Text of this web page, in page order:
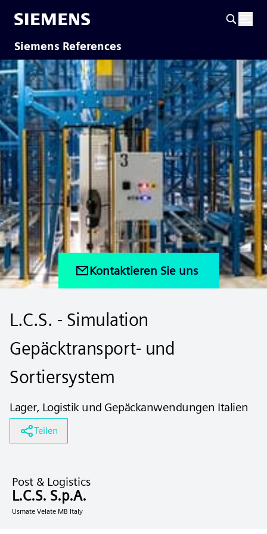
Siemens References
Kontaktieren Sie uns
L.C.S. - Simulation
Gepäcktransport- und
Sortiersystem
Lager, Logistik und Gepäckanwendungen Italien
Teilen
Post & Logistics
L.C.S. S.p.A.
Usmate Velate MB Italy